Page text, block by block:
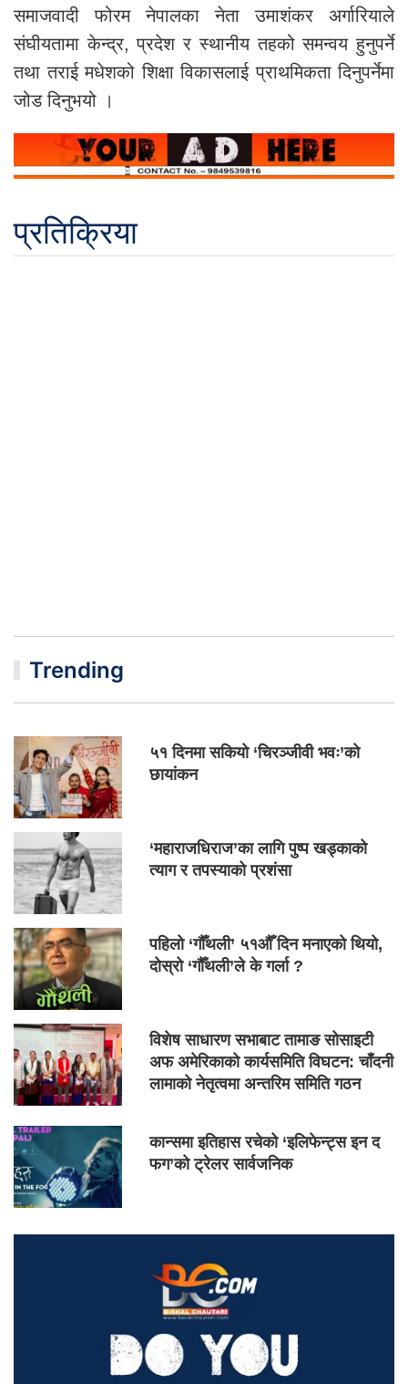
समाजवादी फोरम नेपालका नेता उमाशंकर अर्गारियाले
संघीयतामा केन्द्र, प्रदेश र स्थानीय तहको समन्वय हुनुपर्ने
तथा तराई मधेशको शिक्षा विकासलाई प्राथमिकता दिनुपर्नेमा
जोड दिनुभयो ।
प्रतिक्रिया
Trending
५१ दिनमा सकियो ‘चिरञ्जीवी भवः’को
छायांकन
‘महाराजधिराज’का लागि पुष्प खड्काको
त्याग र तपस्याको प्रशंसा
पहिलो ‘गौँथली’ ५१औँ दिन मनाएको थियो,
दोस्रो ‘गौँथली’ले के गर्ला ?
विशेष साधारण सभाबाट तामाङ सोसाइटी
अफ अमेरिकाको कार्यसमिति विघटन: चाँदनी
लामाको नेतृत्वमा अन्तरिम समिति गठन
कान्समा इतिहास रचेको ‘इलिफेन्ट्स इन द
फग’को ट्रेलर सार्वजनिक